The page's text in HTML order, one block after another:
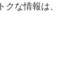
な情報は、